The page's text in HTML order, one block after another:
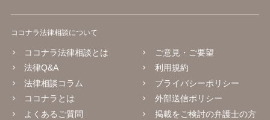
ココナラ法律相談について
ココナラ法律相談とは
法律Q&A
法律相談コラム
ココナラとは
よくあるご質問
ご意見・ご要望
利用規約
プライバシーポリシー
外部送信ポリシー
掲載をご検討の弁護士の方